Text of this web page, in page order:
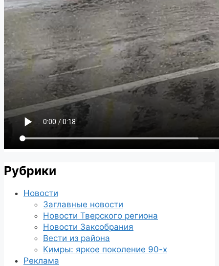
Рубрики
Новости
Заглавные новости
Новости Тверского региона
Новости Заксобрания
Вести из района
Кимры: яркое поколение 90-х
Реклама